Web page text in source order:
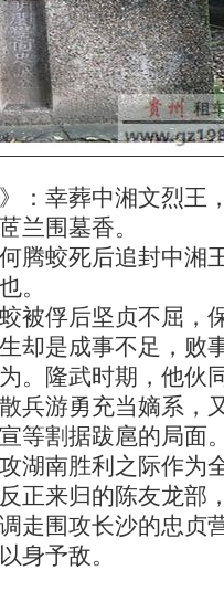
：幸葬中湘文烈王
兰围墓香。
腾蛟死后追封中湘
。
被俘后坚贞不屈，
却是成事不足，败
。隆武时期，他伙
兵游勇充当嫡系，
等割据跋扈的局面
湖南胜利之际作为
正来归的陈友龙部
走围攻长沙的忠贞
身予敌。